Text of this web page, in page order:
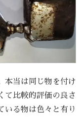
本当は同じ物を付け
て比較的評価の良さ
いる物は色々と有り